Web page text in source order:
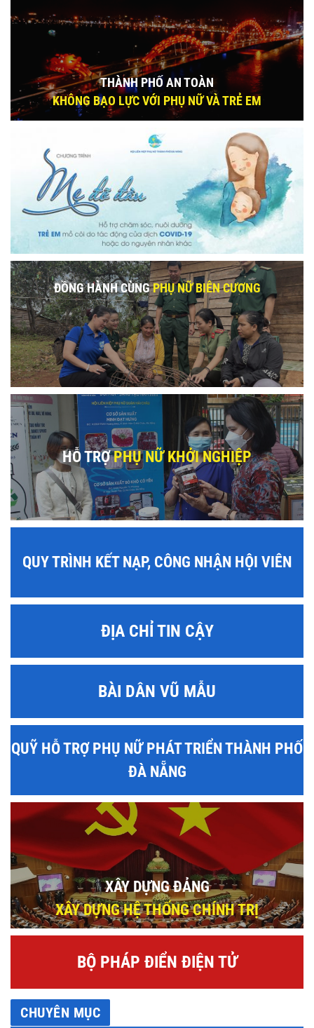
THÀNH PHỐ AN TOÀN
KHÔNG BẠO LỰC VỚI PHỤ NỮ VÀ TRẺ EM
ĐỒNG HÀNH CÙNGPHỤ NỮ BIÊN CƯƠNG
HỖ TRỢPHỤ NỮ KHỞI NGHIỆP
QUY TRÌNH KẾT NẠP, CÔNG NHẬN HỘI VIÊN
ĐỊA CHỈ TIN CẬY
BÀI DÂN VŨ MẪU
QUỸ HỖ TRỢ PHỤ NỮ PHÁT TRIỂN THÀNH PHỐ
ĐÀ NẴNG
XÂY DỰNG ĐẢNG
XÂY DỰNG HỆ THỐNG CHÍNH TRỊ
BỘ PHÁP ĐIỂN ĐIỆN TỬ
CHUYÊN MỤC